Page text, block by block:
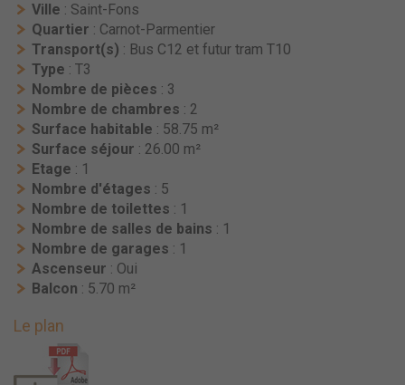
Ville : Saint-Fons
Quartier : Carnot-Parmentier
Transport(s) : Bus C12 et futur tram T10
Type : T3
Nombre de pièces : 3
Nombre de chambres : 2
Surface habitable : 58.75 m²
Surface séjour : 26.00 m²
Etage : 1
Nombre d'étages : 5
Nombre de toilettes : 1
Nombre de salles de bains : 1
Nombre de garages : 1
Ascenseur : Oui
Balcon : 5.70 m²
Le plan